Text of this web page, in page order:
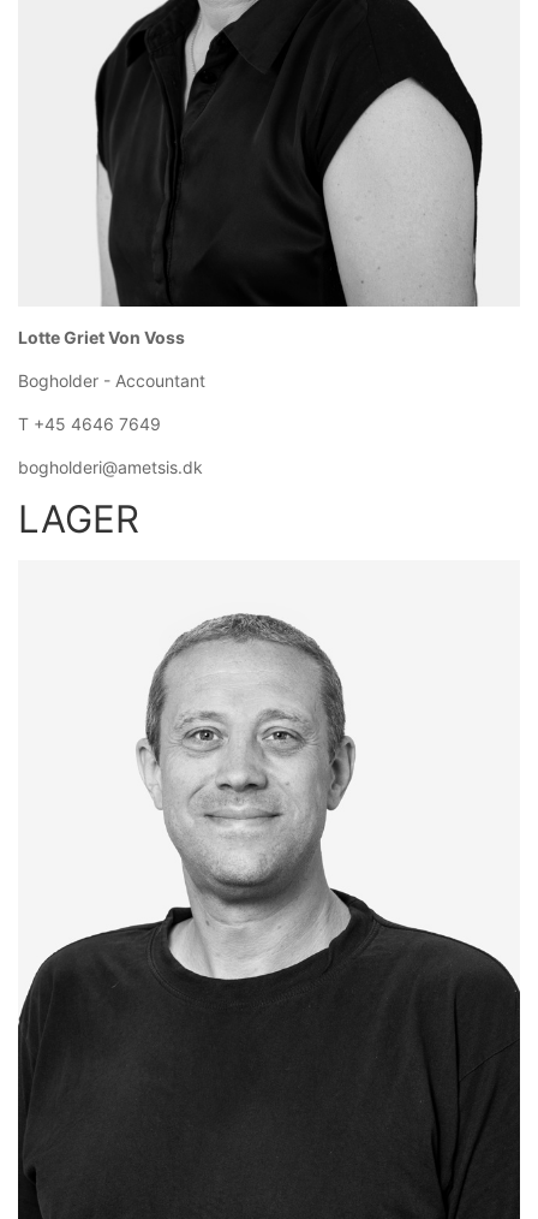
Lotte Griet Von Voss
Bogholder - Accountant
T +45 4646 7649
bogholderi@ametsis.dk
LAGER